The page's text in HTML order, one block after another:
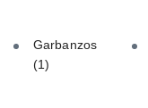
Garbanzos
(1)